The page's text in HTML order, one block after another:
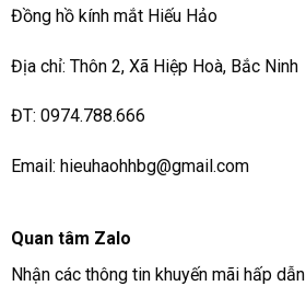
Đồng hồ kính mắt Hiếu Hảo
Địa chỉ: Thôn 2, Xã Hiệp Hoà, Bắc Ninh
ĐT: 0974.788.666
Email: hieuhaohhbg@gmail.com
Quan tâm Zalo
Nhận các thông tin khuyến mãi hấp dẫn